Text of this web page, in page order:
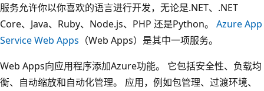
服务允许你以你喜欢的语言进行开发，无论是.NET、.NET
Core、Java、Ruby、Node.js、PHP 还是Python。 Azure App
Service Web Apps （Web Apps）是其中一项服务。
Web Apps向应用程序添加Azure功能。 它包括安全性、负载均
衡、自动缩放和自动化管理。 应用，例如包管理、过渡环境、